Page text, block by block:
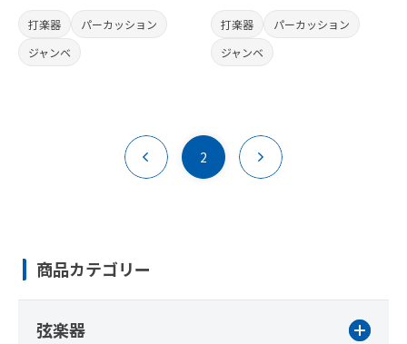
打楽器
パーカッション
ジャンベ
打楽器
パーカッション
ジャンベ
2
商品カテゴリー
弦楽器